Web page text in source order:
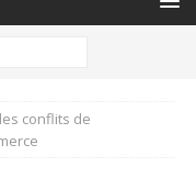
conflits de